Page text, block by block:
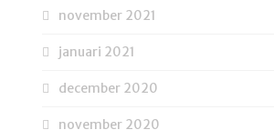
november 2021
januari 2021
december 2020
november 2020